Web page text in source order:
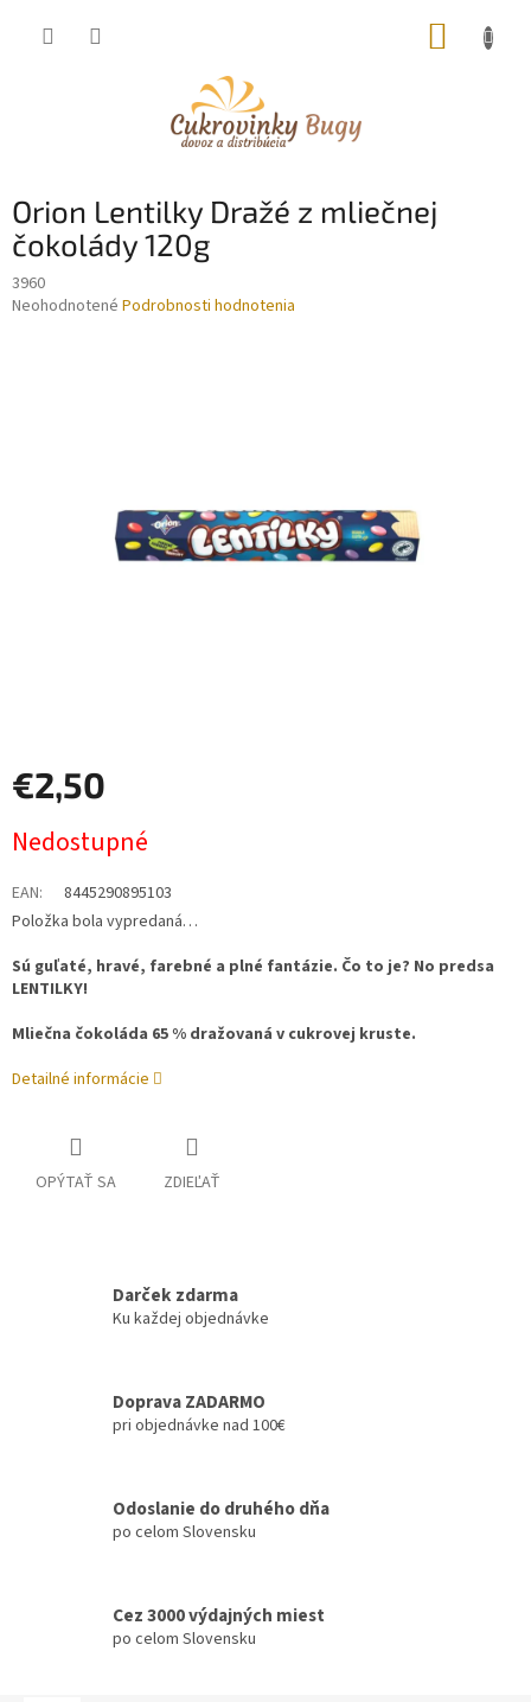
Orion Lentilky Dražé z mliečnej
čokolády 120g
3960
Priemerné
Neohodnotené Podrobnosti hodnotenia
€2,50
cena:
Nedostupné
EAN:
8445290895103
Položka bola vypredaná…
Sú guľaté, hravé, farebné a plné fantázie. Čo to je? No predsa
LENTILKY!
Mliečna čokoláda 65 % dražovaná v cukrovej kruste.
Detailné informácie
OPÝTAŤ SA ZDIEĽAŤ
Darček zdarma
Ku každej objednávke
Doprava ZADARMO
pri objednávke nad 100€
Odoslanie do druhého dňa
po celom Slovensku
Cez 3000 výdajných miest
po celom Slovensku